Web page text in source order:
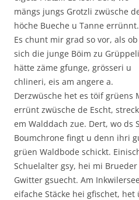
mängs jungs Grotzli zwüsche
höche Bueche u Tanne errünnt.
Es chunt mir grad so vor, als ob
sich die junge Böim zu Grüppeli
hätte zäme gfunge, grösseri u
chlineri, eis am angere a.
Derzwüsche het es töif grüens
errünt zwüsche de Escht,
em Walddach zue. Dert, wo ds
Boumchrone fingt u denn ihri
grüen Waldbode schickt.
Schuelalter gsy, hei mi
Gwitter gsuecht. Am
eifache Stäcke hei gfischet,